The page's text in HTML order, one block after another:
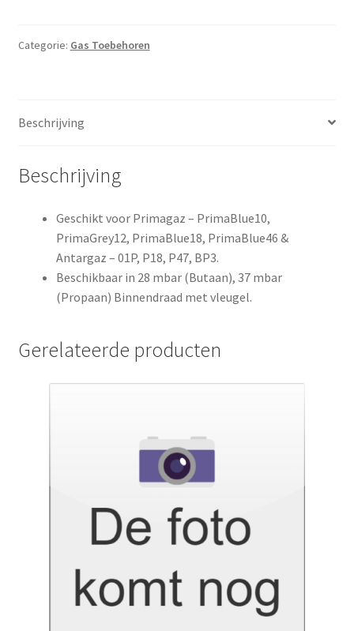
aantal
Categorie: Gas Toebehoren
Beschrijving
Beschrijving
Geschikt voor Primagaz – PrimaBlue10,
PrimaGrey12, PrimaBlue18, PrimaBlue46 &
Antargaz – 01P, P18, P47, BP3.
Beschikbaar in 28 mbar (Butaan), 37 mbar
(Propaan) Binnendraad met vleugel.
Gerelateerde producten